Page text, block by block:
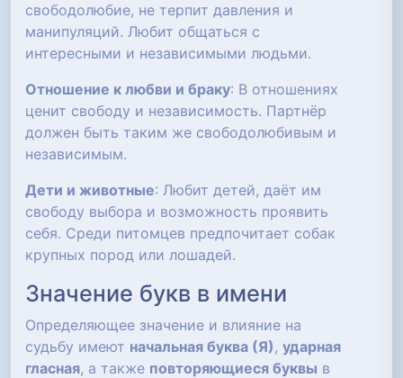
свободолюбие, не терпит давления и
манипуляций. Любит общаться с
интересными и независимыми людьми.
Отношение к любви и браку: В отношениях
ценит свободу и независимость. Партнёр
должен быть таким же свободолюбивым и
независимым.
Дети и животные: Любит детей, даёт им
свободу выбора и возможность проявить
себя. Среди питомцев предпочитает собак
крупных пород или лошадей.
Значение букв в имени
Определяющее значение и влияние на
судьбу имеют начальная буква (Я), ударная
гласная, а также повторяющиеся буквы в